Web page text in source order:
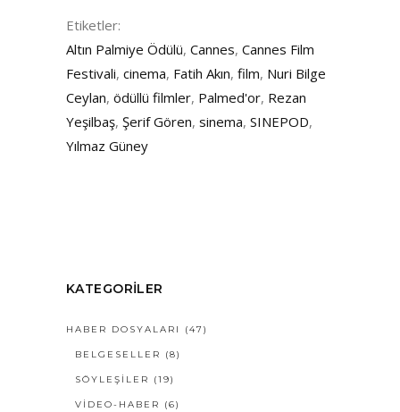
Etiketler:
Altın Palmiye Ödülü, Cannes, Cannes Film
Festivali, cinema, Fatih Akın, film, Nuri Bilge
Ceylan, ödüllü filmler, Palmed'or, Rezan
Yeşilbaş, Şerif Gören, sinema, SINEPOD,
Yılmaz Güney
KATEGORILER
HABER DOSYALARI (47)
BELGESELLER (8)
SÖYLEŞILER (19)
VIDEO-HABER (6)